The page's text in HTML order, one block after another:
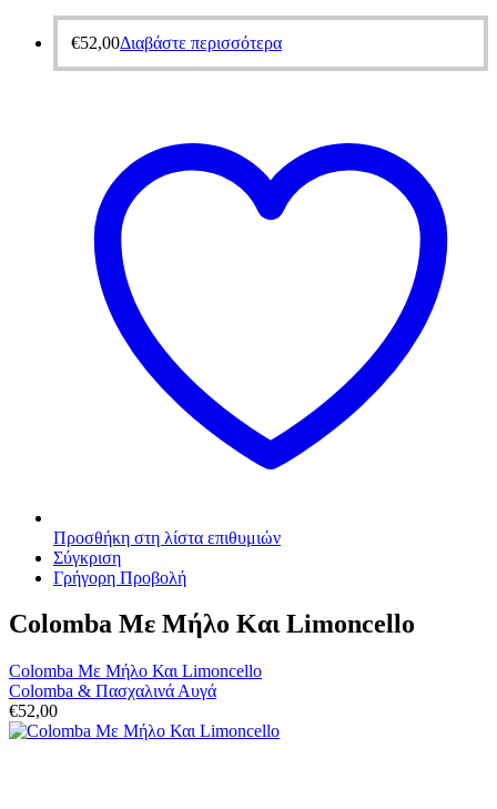
€52,00Διαβάστε περισσότερα
Προσθήκη στη λίστα επιθυμιών
Σύγκριση
Γρήγορη Προβολή
Colomba Mε Μήλο Και Limoncello
Colomba Mε Μήλο Και Limoncello
Colomba & Πασχαλινά Αυγά
€52,00